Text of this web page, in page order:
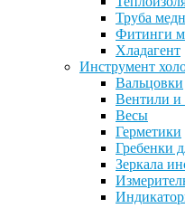
Труба
Фитинги
Хладагент
Инструмент
Вальцовки
Вентили
Весы
Герметики
Гребенки
Зеркала